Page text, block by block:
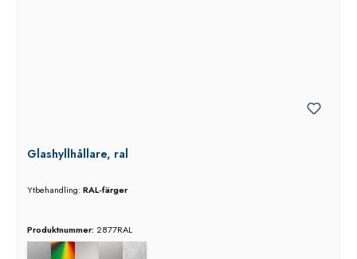
Glashyllhållare, ral
Ytbehandling:RAL-färger
Produktnummer: 2877RAL